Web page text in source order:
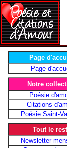
Page
Page
Notre
Poésie
Citations
Poésie Saint-
Tout le
Newsletter